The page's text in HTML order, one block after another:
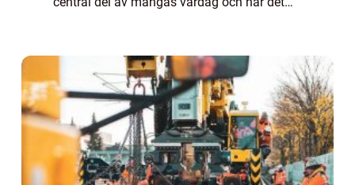
problem som Samsung-an...